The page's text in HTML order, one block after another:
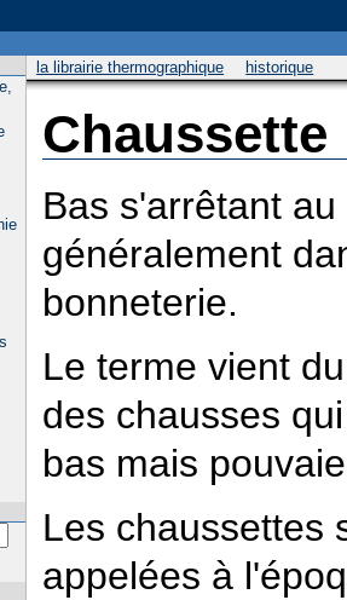
la librairie thermographique historique
Chaussette
Bas s'arrêtant
généralement
bonneterie.
Le terme vient
des chausses
bas mais
Les chaussettes
appelées à